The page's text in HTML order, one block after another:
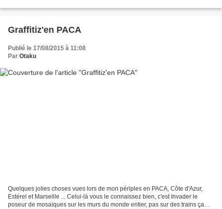
Graffitiz'en PACA
Publié le 17/08/2015 à 11:08
Par Otaku
Quelques jolies choses vues lors de mon périples en PACA, Côte d'Azur,
Estérel et Marseille ... Celui-là vous le connaissez bien, c'est Invader le
poseur de mosaïques sur les murs du monde entier, pas sur des trains ça